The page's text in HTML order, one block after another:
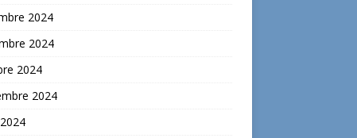
2024
2024
2024
2024